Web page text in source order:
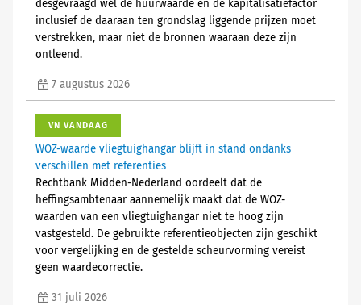
desgevraagd wél de huurwaarde en de kapitalisatiefactor
inclusief de daaraan ten grondslag liggende prijzen moet
verstrekken, maar niet de bronnen waaraan deze zijn
ontleend.
7 augustus 2026
VN VANDAAG
WOZ-waarde vliegtuighangar blijft in stand ondanks
verschillen met referenties
Rechtbank Midden-Nederland oordeelt dat de
heffingsambtenaar aannemelijk maakt dat de WOZ-
waarden van een vliegtuighangar niet te hoog zijn
vastgesteld. De gebruikte referentieobjecten zijn geschikt
voor vergelijking en de gestelde scheurvorming vereist
geen waardecorrectie.
31 juli 2026